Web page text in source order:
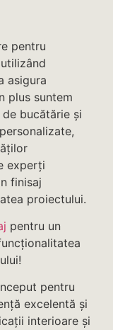
pentru
asigura
plus suntem
bucătărie și
experți
finisaj
proiectului.
pentru un
pentru
excelentă și
interioare și